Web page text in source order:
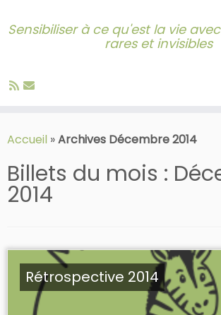
to
Sensibiliser à ce qu'est la vie
rares et invisibles
Accueil »Archives Décembre 2014
Billets du mois :
2014
Rétrospective 2014